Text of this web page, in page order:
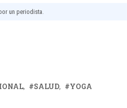
un periodista.
SALUD YOGA